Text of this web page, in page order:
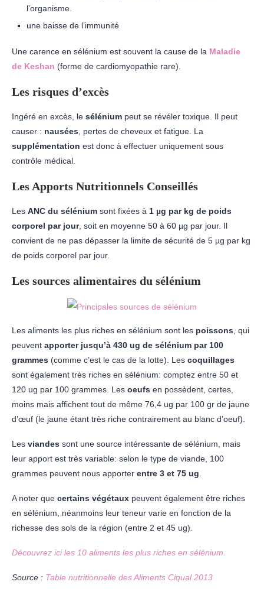
l’organisme.
une baisse de l’immunité
Une carence en sélénium est souvent la cause de la Maladie
de Keshan (forme de cardiomyopathie rare).
Les risques d’excès
Ingéré en excès, le sélénium peut se révéler toxique. Il peut
causer : nausées , pertes de cheveux et fatigue. La
supplémentation est donc à effectuer uniquement sous
contrôle médical.
Les Apports Nutritionnels Conseillés
Les ANC du sélénium sont fixées à 1 µg par kg de poids
corporel par jour, soit en moyenne 50 à 60 µg par jour. Il
convient de ne pas dépasser la limite de sécurité de 5 µg par kg
de poids corporel par jour.
Les sources alimentaires du sélénium
Les aliments les plus riches en sélénium sont les poissons , qui
peuvent apporter jusqu’à 430 ug de sélénium par 100
grammes (comme c’est le cas de la lotte). Les coquillages
sont également très riches en sélénium: comptez entre 50 et
120 ug par 100 grammes. Les oeufs en possèdent, certes,
moins mais affichent tout de même 76,4 ug par 100 gr de jaune
d’œuf (le jaune étant très riche contrairement au blanc d’oeuf).
Les viandes sont une source intéressante de sélénium, mais
leur apport est très variable: selon le type de viande, 100
grammes peuvent nous apporter entre 3 et 75 ug
A noter que certains végétaux peuvent également être riches
en sélénium, néanmoins leur teneur varie en fonction de la
richesse des sols de la région (entre 2 et 45 ug).
Découvrez ici les 10 aliments les plus riches en sélénium.
Source : Table nutritionnelle des Aliments Ciqual 2013